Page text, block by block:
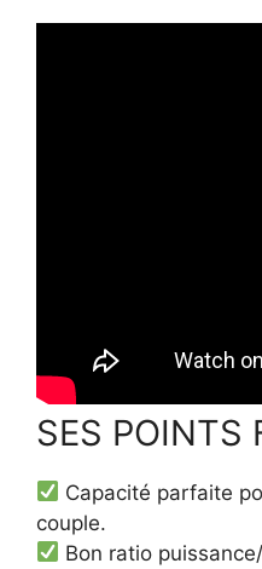
SES POINTS
Capacité parfaite
couple.
Bon ratio